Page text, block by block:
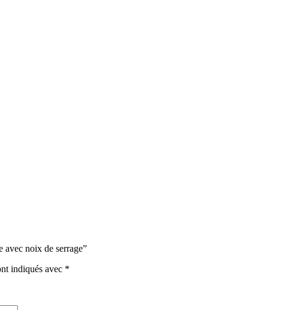
avec noix de serrage”
indiqués avec *